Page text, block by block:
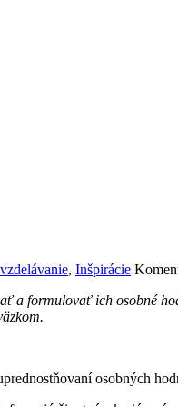
, Inšpirácie
a formulovať ich osobné
osobných